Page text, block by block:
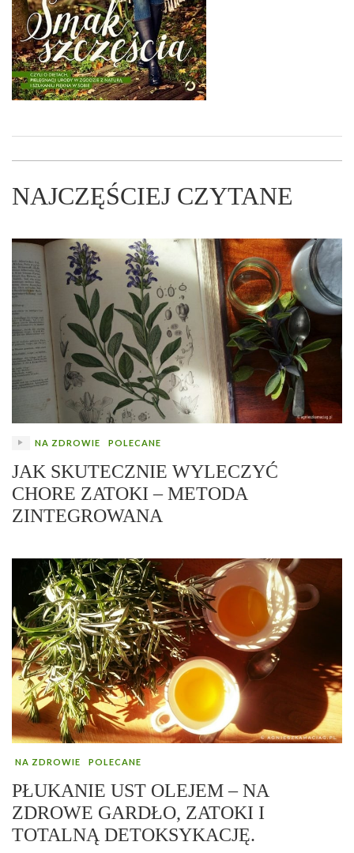
NAJCZĘŚCIEJ CZYTANE
NA ZDROWIE POLECANE
JAK SKUTECZNIE WYLECZYĆ
CHORE ZATOKI – METODA
ZINTEGROWANA
NA ZDROWIE POLECANE
PŁUKANIE UST OLEJEM – NA
ZDROWE GARDŁO, ZATOKI I
TOTALNĄ DETOKSYKACJĘ.